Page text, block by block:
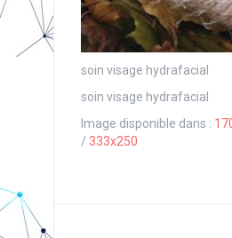
soin visage hydrafacial
soin visage hydrafacial
Image disponible dans :
/ 333x250